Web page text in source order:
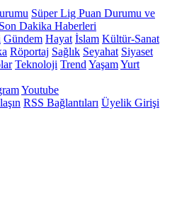
Süper Lig Puan Durumu ve
Son Dakika Haberleri
Gündem Hayat İslam Kültür-Sanat
Röportaj Sağlık Seyahat Siyaset
Teknoloji Trend YaşamYurt
Youtube
RSS Bağlantıları Üyelik Girişi